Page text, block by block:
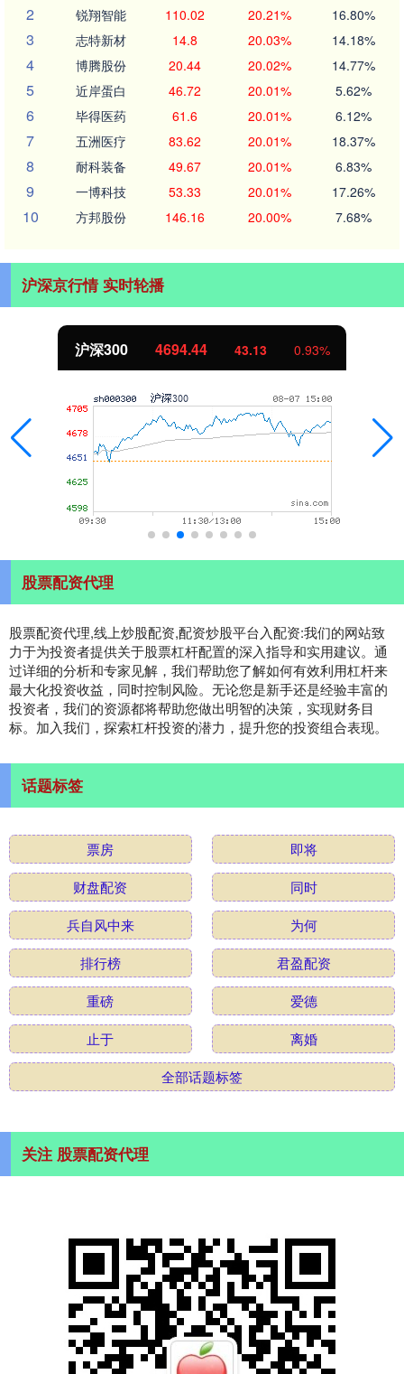
2 锐翔智能 110.02 20.21% 16.80%
3 志特新材 14.8 20.03% 14.18%
4 博腾股份 20.44 20.02% 14.77%
5 近岸蛋白 46.72 20.01% 5.62%
6 毕得医药 61.6 20.01% 6.12%
7 五洲医疗 83.62 20.01% 18.37%
8 耐科装备 49.67 20.01% 6.83%
9 一博科技 53.33 20.01% 17.26%
10 方邦股份 146.16 20.00% 7.68%
沪深京行情 实时轮播
4694.44 43.13 0.93%
股票配资代理
股票配资代理,线上炒股配资,配资炒股平台入配资:我们的网站致
力于为投资者提供关于股票杠杆配置的深入指导和实用建议。通
过详细的分析和专家见解，我们帮助您了解如何有效利用杠杆来
最大化投资收益，同时控制风险。无论您是新手还是经验丰富的
投资者，我们的资源都将帮助您做出明智的决策，实现财务目
标。加入我们，探索杠杆投资的潜力，提升您的投资组合表现。
话题标签
票房
即将
财盘配资
同时
兵自风中来
为何
排行榜
君盈配资
重磅
爱德
止于
离婚
全部话题标签
关注 股票配资代理